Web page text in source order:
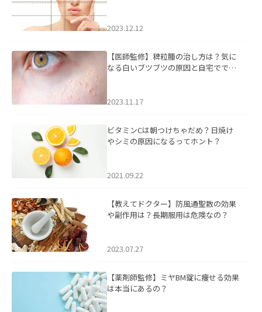
2023.12.12
【医師監修】稗粒腫の治し方は？気に
なる白いブツブツの原因と自宅ででき
2023.11.17
ビタミンCは朝つけちゃだめ？日焼け
やシミの原因になるってホント？
2021.09.22
【教えてドクター】防風通聖散の効果
や副作用は？長期服用は危険なの？
2023.07.27
【薬剤師監修】ミヤBM錠に痩せる効果
は本当にあるの？